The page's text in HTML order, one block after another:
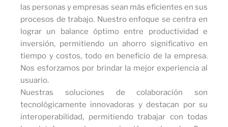
las personas y empresas sean más eficientes en sus
procesos de trabajo. Nuestro enfoque se centra en
lograr un balance óptimo entre productividad e
inversión, permitiendo un ahorro significativo en
tiempo y costos, todo en beneficio de la empresa.
Nos esforzamos por brindar la mejor experiencia al
usuario.
Nuestras soluciones de colaboración son
tecnológicamente innovadoras y destacan por su
interoperabilidad, permitiendo trabajar con todas